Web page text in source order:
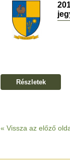
Részletek
« Vissza az előző